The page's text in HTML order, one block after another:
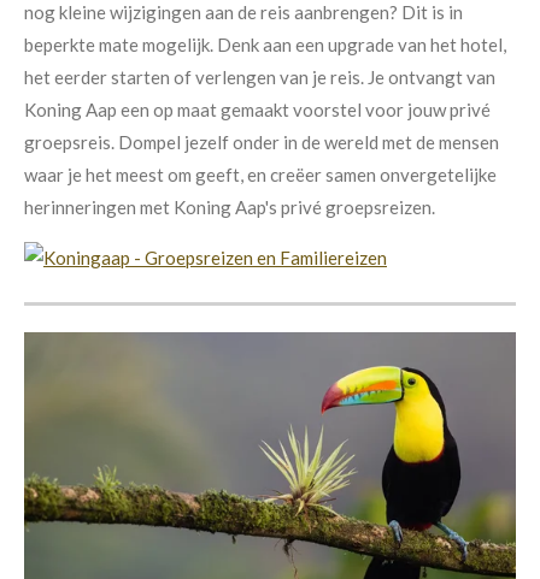
nog kleine wijzigingen aan de reis aanbrengen? Dit is in
beperkte mate mogelijk. Denk aan een upgrade van het hotel,
het eerder starten of verlengen van je reis. Je ontvangt van
Koning Aap een op maat gemaakt voorstel voor jouw privé
groepsreis. Dompel jezelf onder in de wereld met de mensen
waar je het meest om geeft, en creëer samen onvergetelijke
herinneringen met Koning Aap's privé groepsreizen.